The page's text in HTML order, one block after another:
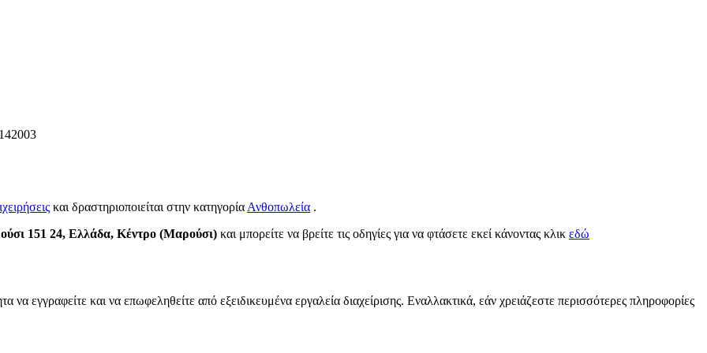
και δραστηριοποιείται στην κατηγορίαΑνθοπωλεία .
151 24, Ελλάδα, Κέντρο (Μαρούσι) και μπορείτε να βρείτε τις οδηγίες για να φτάσετε εκεί κάνοντας κλικ εδώ
να εγγραφείτε και να επωφεληθείτε από εξειδικευμένα εργαλεία διαχείρισης. Εναλλακτικά, εάν χρειάζεστε περισσότερες πληροφορίες